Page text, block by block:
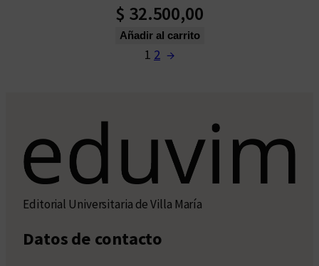
$ 32.500,00
Añadir al carrito
1 2 →
Editorial Universitaria de Villa María
Datos de contacto